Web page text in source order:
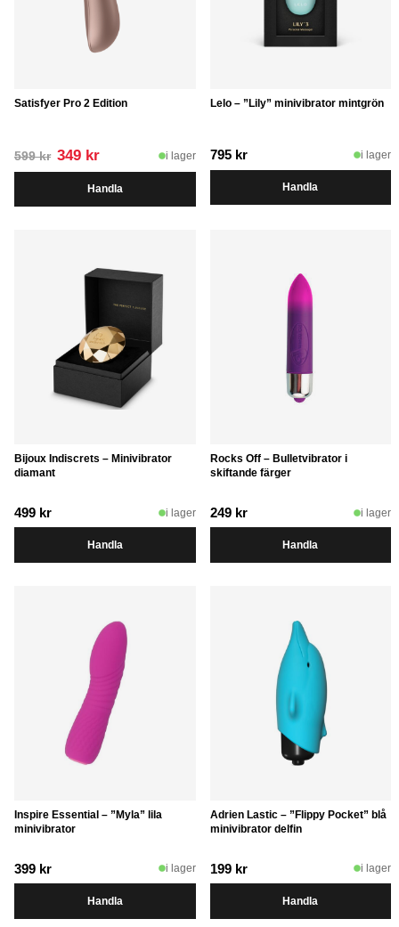
Satisfyer Pro 2 Edition
599kr Det
ursprungliga
priset
var:
349 krDet
nuvarande
priset
är:
i lager
Handla
Lelo – ”Lily” minivibrator mintgrön
795 kr i lager
Handla
Bijoux Indiscrets – Minivibrator
diamant
499 kr i lager
Handla
Rocks Off – Bulletvibrator i
skiftande färger
249 kr i lager
Handla
Inspire Essential – ”Myla” lila
minivibrator
399 kr i lager
Handla
Adrien Lastic – ”Flippy Pocket” blå
minivibrator delfin
199 kr i lager
Handla